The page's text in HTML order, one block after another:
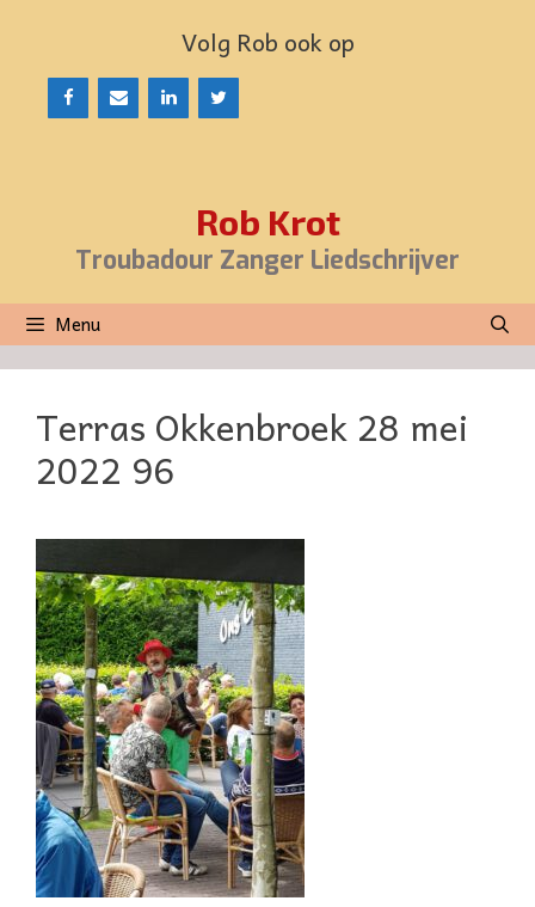
inhoud
Volg Rob ook op
Rob Krot
Troubadour Zanger Liedschrijver
Menu
Terras Okkenbroek 28 mei
2022 96